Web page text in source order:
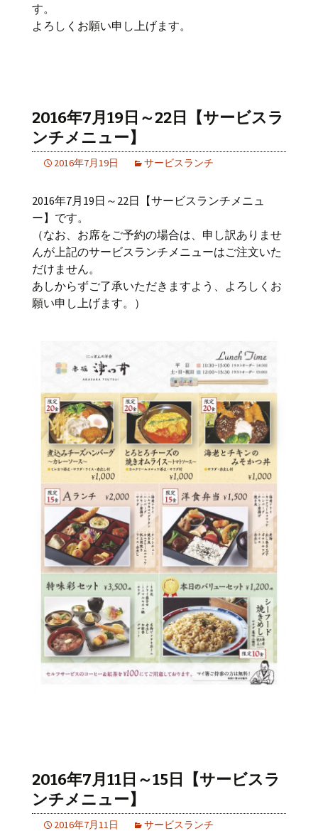
す。
よろしくお願い申し上げます。
2016年7月19日～22日【サービスラ
ンチメニュー】
2016年7月19日 サービスランチ
2016年7月19日～22日【サービスランチメニュ
ー】です。
（なお、お席をご予約の場合は、申し訳ありませ
んが上記のサービスランチメニューはご注文いた
だけません。
あしからずご了承いただきますよう、よろしくお
願い申し上げます。）
2016年7月11日～15日【サービスラ
ンチメニュー】
2016年7月11日 サービスランチ